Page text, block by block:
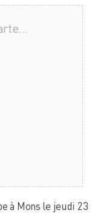
à Mons le jeudi 23